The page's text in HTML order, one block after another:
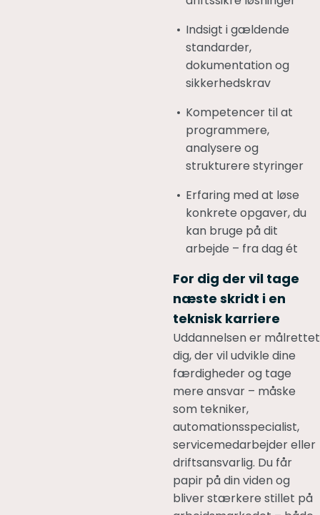
Indsigt i gældende
standarder,
dokumentation og
sikkerhedskrav
Kompetencer til at
programmere,
analysere og
strukturere styringer
Erfaring med at løse
konkrete opgaver, du
kan bruge på dit
arbejde – fra dag ét
For dig der vil tage
næste skridt i en
teknisk karriere
Uddannelsen er målrettet
dig, der vil udvikle dine
færdigheder og tage
mere ansvar – måske
som tekniker,
automationsspecialist,
servicemedarbejder eller
driftsansvarlig. Du får
papir på din viden og
bliver stærkere stillet på